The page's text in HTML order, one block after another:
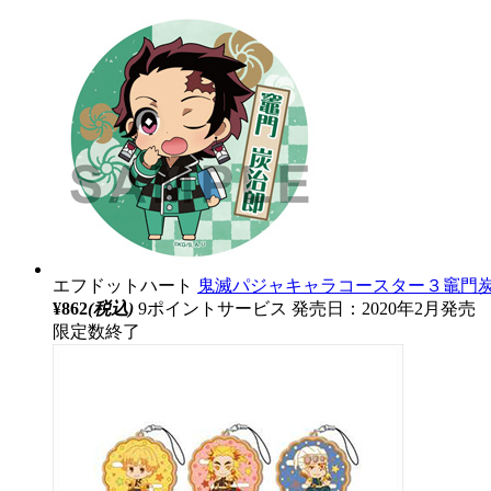
エフドットハート 鬼滅パジャキャラコースター３竈門
¥862(税込) 9ポイントサービス 発売日：2020年2月発売
限定数終了